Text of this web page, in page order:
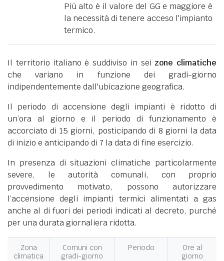
Più alto è il valore del GG e maggiore è
la necessità di tenere acceso l'impianto
termico.
Il territorio italiano è suddiviso in sei zone climatiche
che variano in funzione dei gradi-giorno
indipendentemente dall'ubicazione geografica.
Il periodo di accensione degli impianti è ridotto di
un’ora al giorno e il periodo di funzionamento è
accorciato di 15 giorni, posticipando di 8 giorni la data
di inizio e anticipando di 7 la data di fine esercizio.
In presenza di situazioni climatiche particolarmente
severe, le autorità comunali, con proprio
provvedimento motivato, possono autorizzare
l’accensione degli impianti termici alimentati a gas
anche al di fuori dei periodi indicati al decreto, purché
per una durata giornaliera ridotta.
Zona
climatica
Comuni con
gradi-giorno
Periodo
Ore al
giorno